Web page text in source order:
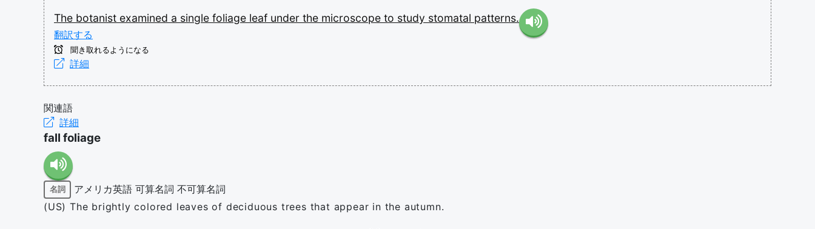
The botanist examined a single foliage leaf under the microscope to study stomatal patterns.
翻訳する
聞き取れるようになる
詳細
関連語
詳細
fall foliage
名詞 アメリカ英語 可算名詞 不可算名詞
(US) The brightly colored leaves of deciduous trees that appear in the autumn.